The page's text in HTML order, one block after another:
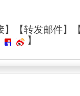
】【转发邮件】
】